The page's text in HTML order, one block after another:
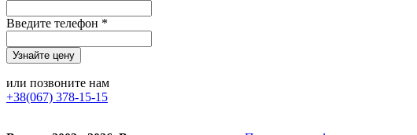
Введите телефон *
или позвоните нам
+38(067) 378-15-15